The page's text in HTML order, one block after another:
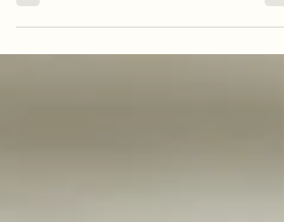
en...